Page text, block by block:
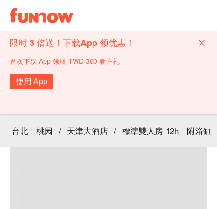
限时 3 倍送！下载App 领优惠！
首次下载 App 领取 TWD 300 新户礼
使用 App
台北｜桃园 / 天津大酒店 / 標準雙人房 12h｜附浴缸